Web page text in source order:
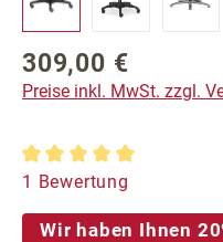
Regulärer Preis:
309,00 €
Preise inkl. MwSt. zzgl.
Durchschnittliche
1 Bewertung
Wir haben Ihnen